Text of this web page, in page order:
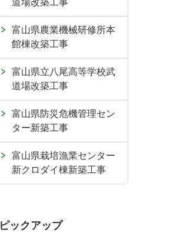
道場改築工事
富山県農業機械研修所本
館棟改築工事
富山県立八尾高等学校武
道場改築工事
富山県防災危機管理セン
ター新築工事
富山県栽培漁業センター
新クロダイ棟新築工事
ピックアップ